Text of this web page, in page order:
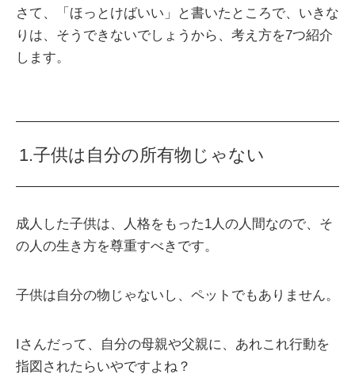
さて、「ほっとけばいい」と書いたところで、いきな
りは、そうできないでしょうから、考え方を7つ紹介
します。
1.子供は自分の所有物じゃない
成人した子供は、人格をもった1人の人間なので、そ
の人の生き方を尊重すべきです。
子供は自分の物じゃないし、ペットでもありません。
Iさんだって、自分の母親や父親に、あれこれ行動を
指図されたらいやですよね？